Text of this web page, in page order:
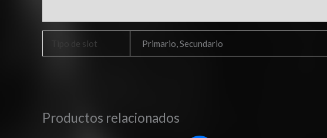
Tipo de slot Primario, Secundario
Productos relacionados